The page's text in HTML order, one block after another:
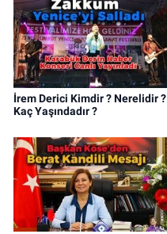
İrem Derici Kimdir ? Nerelidir ?
Kaç Yaşındadır ?